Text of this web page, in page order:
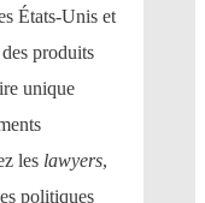
États-Unis et
produits
unique
les lawyers,
politiques